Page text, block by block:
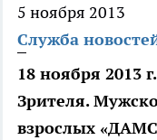
5 ноября 2013
Служба
18 ноября 2013
Зрителя.
взрослых